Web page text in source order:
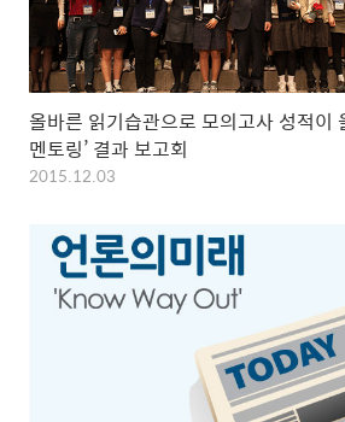
올바른 읽기습관으로 모의고사 성적이
멘토링’ 결과 보고회
2015.12.03